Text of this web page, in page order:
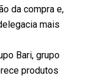
da compra e,
mais
Bari, grupo
produtos